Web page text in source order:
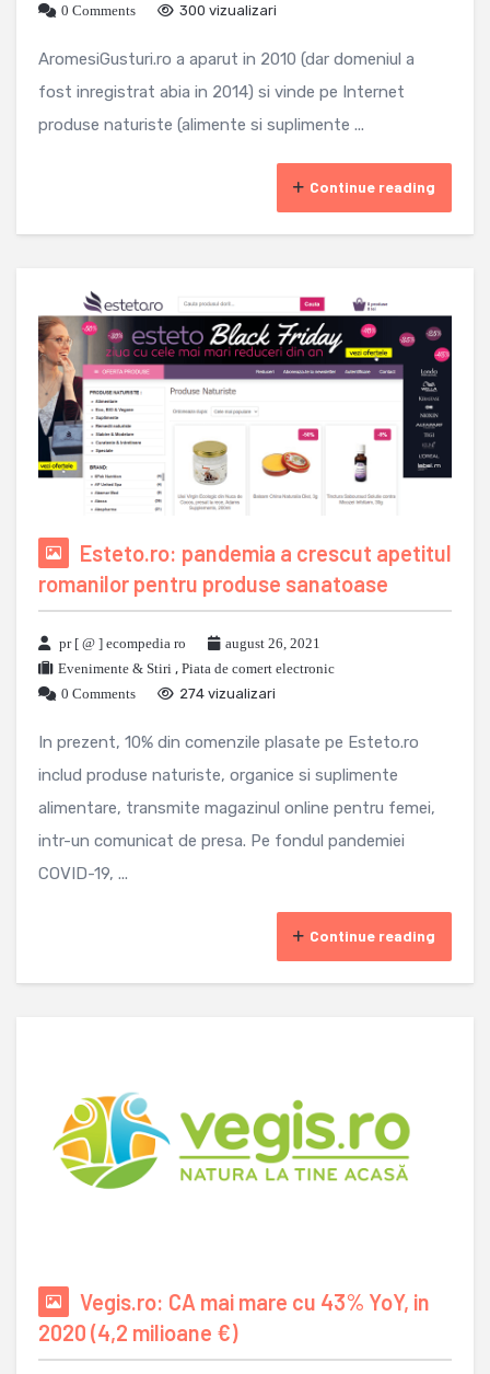
0 Comments
300 vizualizari
AromesiGusturi.ro a aparut in 2010 (dar domeniul a
fost inregistrat abia in 2014) si vinde pe Internet
produse naturiste (alimente si suplimente ...
Continue reading
Esteto.ro: pandemia a crescut apetitul
romanilor pentru produse sanatoase
pr [ @ ] ecompedia ro
august 26, 2021
Evenimente & Stiri , Piata de comert electronic
0 Comments
274 vizualizari
In prezent, 10% din comenzile plasate pe Esteto.ro
includ produse naturiste, organice si suplimente
alimentare, transmite magazinul online pentru femei,
intr-un comunicat de presa. Pe fondul pandemiei
COVID-19, ...
Continue reading
Vegis.ro: CA mai mare cu 43% YoY, in
2020 (4,2 milioane €)